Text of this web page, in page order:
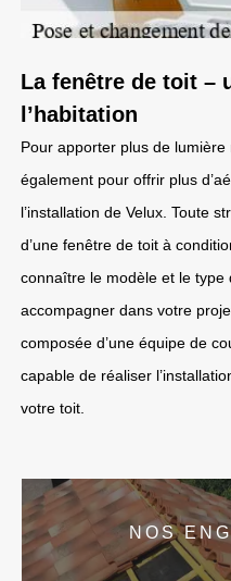
La fenêtre de toit –
l’habitation
Pour apporter plus de lumière
également pour offrir plus
l’installation de Velux. Toute
d’une fenêtre de toit à
connaître le modèle et le type
accompagner dans votre
composée d’une équipe de
capable de réaliser
votre toit.
NOS